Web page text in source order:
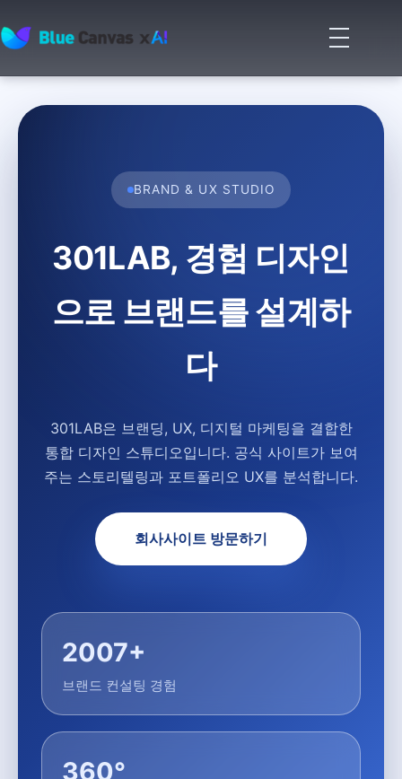
BLUECANVAS
메
뉴
기
BRAND & UX STUDIO
301LAB, 경험 디자인
으로 브랜드를 설계하
다
301LAB은 브랜딩, UX, 디지털 마케팅을 결합한
통합 디자인 스튜디오입니다. 공식 사이트가 보여
주는 스토리텔링과 포트폴리오 UX를 분석합니다.
회사사이트 방문하기
2007+
브랜드 컨설팅 경험
360°